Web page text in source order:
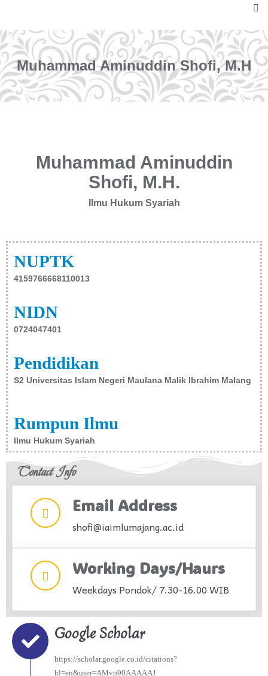
Muhammad Aminuddin Shofi, M.H
Muhammad Aminuddin
Shofi, M.H.
Ilmu Hukum Syariah
NUPTK
4159766668110013
NIDN
0724047401
Pendidikan
S2 Universitas Islam Negeri Maulana Malik Ibrahim Malang
Rumpun Ilmu
Ilmu Hukum Syariah
Contact Info
Email Address
shofi@iaimlumajang.ac.id
Working Days/Haurs
Weekdays Pondok/ 7.30-16.00 WIB
Google Scholar
https://scholar.google.co.id/citations?
hl=en&user=AMvp90AAAAAJ